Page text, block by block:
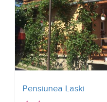
Pensiunea Laski